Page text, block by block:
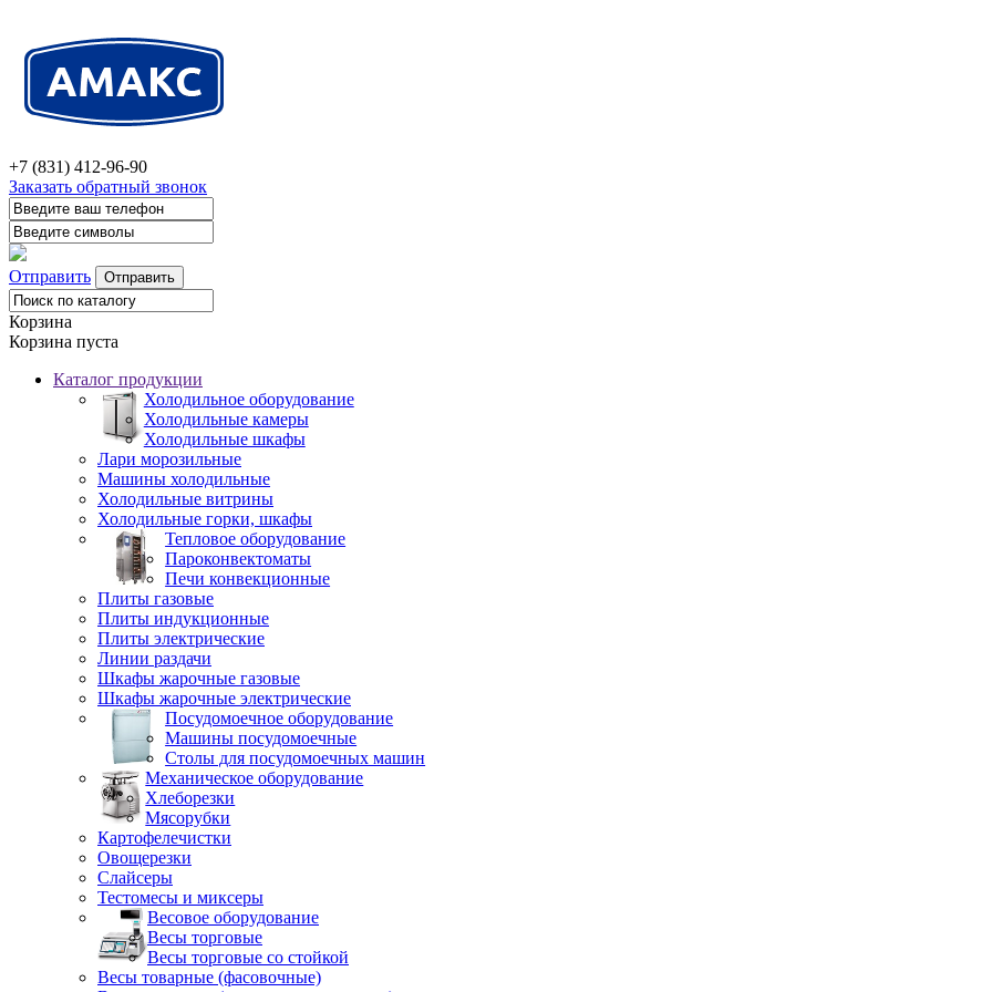
+7 (831) 412-96-90
Заказать обратный звонок
Отправить
Корзина
Корзина пуста
Каталог продукции
Холодильное оборудование
Холодильные камеры
Холодильные шкафы
Лари морозильные
Машины холодильные
Холодильные витрины
Холодильные горки, шкафы
Тепловое оборудование
Пароконвектоматы
Печи конвекционные
Плиты газовые
Плиты индукционные
Плиты электрические
Линии раздачи
Шкафы жарочные газовые
Шкафы жарочные электрические
Посудомоечное оборудование
Машины посудомоечные
Столы для посудомоечных машин
Механическое оборудование
Хлеборезки
Мясорубки
Картофелечистки
Овощерезки
Слайсеры
Тестомесы и миксеры
Весовое оборудование
Весы торговые
Весы торговые со стойкой
Весы товарные (фасовочные)